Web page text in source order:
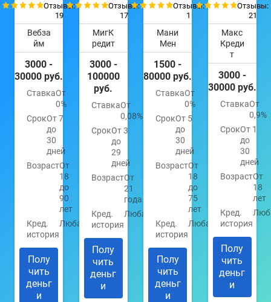
Отзывы:
19
Вебза
йм
3000 -
30000 руб.
СтавкаОт
0%
СрокОт 7
до
30
дней
ВозрастОт
18
до
90
лет
Кред.
история
Любая
Полу
чить
деньг
и
Отзывы:
17
МигК
редит
3000 -
100000
руб.
СтавкаОт
0,08%
СрокОт 3
до
29
дней
ВозрастОт
21
года
Кред.
история
Любая
Полу
чить
деньг
и
Отзывы:
1
Мани
Мен
1500 -
80000 руб.
СтавкаОт
0%
СрокОт 5
до
30
дней
ВозрастОт
18
до
75
лет
Кред.
история
Любая
Полу
чить
деньг
и
Отзывы:
21
Макс
Креди
т
3000 -
30000 руб.
СтавкаОт
0,9%
СрокОт 1
до
30
дней
ВозрастОт
18
лет
Кред.
история
Полу
чить
деньг
и